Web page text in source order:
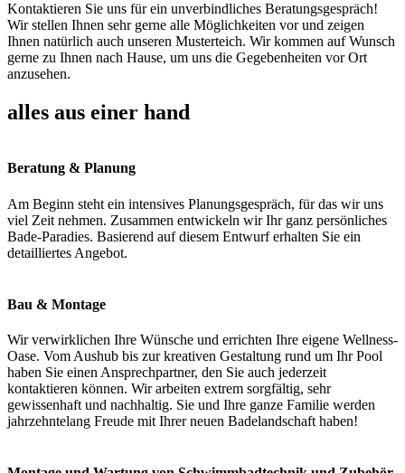
Kontaktieren Sie uns für ein unverbindliches Beratungsgespräch!
Wir stellen Ihnen sehr gerne alle Möglichkeiten vor und zeigen
Ihnen natürlich auch unseren Musterteich. Wir kommen auf Wunsch
gerne zu Ihnen nach Hause, um uns die Gegebenheiten vor Ort
anzusehen.
alles aus einer hand
Beratung & Planung
Am Beginn steht ein intensives Planungsgespräch, für das wir uns
viel Zeit nehmen. Zusammen entwickeln wir Ihr ganz persönliches
Bade-Paradies. Basierend auf diesem Entwurf erhalten Sie ein
detailliertes Angebot.
Bau & Montage
Wir verwirklichen Ihre Wünsche und errichten Ihre eigene Wellness-
Oase. Vom Aushub bis zur kreativen Gestaltung rund um Ihr Pool
haben Sie einen Ansprechpartner, den Sie auch jederzeit
kontaktieren können. Wir arbeiten extrem sorgfältig, sehr
gewissenhaft und nachhaltig. Sie und Ihre ganze Familie werden
jahrzehntelang Freude mit Ihrer neuen Badelandschaft haben!